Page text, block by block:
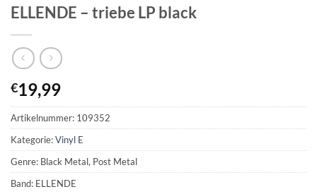
ELLENDE – triebe LP black
€19,99
Artikelnummer: 109352
Kategorie:Vinyl E
Genre: Black Metal, Post Metal
Band: ELLENDE